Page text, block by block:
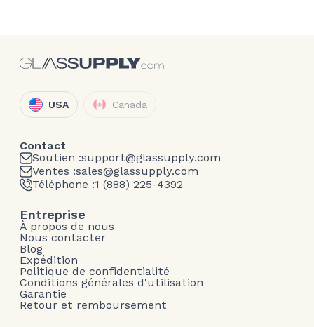
USA Canada
Contact
Soutien :support@glassupply.com
Ventes :sales@glassupply.com
Téléphone :1 (888) 225-4392
Entreprise
À propos de nous
Nous contacter
Blog
Expédition
Politique de confidentialité
Conditions générales d'utilisation
Garantie
Retour et remboursement